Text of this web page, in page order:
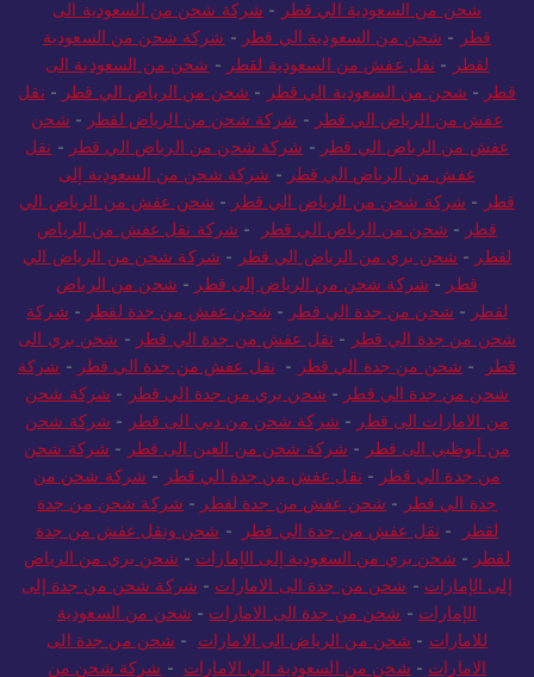
شحن من السعودية الي قطر - شركة شحن من السعودية الى
قطر - شحن من السعودية الي قطر - شركة شحن من السعودية
لقطر - نقل عفش من السعودية لقطر - شحن من السعودية الى
قطر - شحن من السعودية الي قطر - شحن من الرياض الي قطر - نقل
عفش من الرياض الي قطر - شركة شحن من الرياض لقطر - شحن
عفش من الرياض الي قطر - شركة شحن من الرياض الي قطر - نقل
عفش من الرياض الي قطر - شركة شحن من السعودية إلى
قطر - شركة شحن من الرياض الي قطر - شحن عفش من الرياض الي
قطر - شحن من الرياض الي قطر - شركة نقل عفش من الرياض
لقطر - شحن بري من الرياض الي قطر - شركة شحن من الرياض الي
قطر - شركة شحن من الرياض إلى قطر - شحن من الرياض
لقطر - شحن من جدة الي قطر - شحن عفش من جدة لقطر - شركة
شحن من جدة الي قطر - نقل عفش من جدة الي قطر - شحن بري الى
قطر
- شحن من جدة الي قطر - نقل عفش من جدة الي قطر - شركة
شحن من جدة الي قطر - شحن بري من جدة الي قطر - شركة شحن
من الامارات الى قطر - شركة شحن من دبي الى قطر - شركة شحن
من أبوظبي الى قطر - شركة شحن من العين الى قطر - شركة شحن
من جدة الي قطر - نقل عفش من جدة الي قطر - شركة شحن من
جدة الي قطر - شحن عفش من جدة لقطر - شركة شحن من جدة
لقطر
- نقل عفش من جدة الي قطر - شحن ونقل عفش من جدة
لقطر - شحن بري من السعودية إلى الإمارات - شحن بري من الرياض
إلى الإمارات - شحن من جدة الى الامارات - شركة شحن من جدة إلى
الإمارات - شحن من جدة الى الامارات - شحن من السعودية
للامارات - شحن من الرياض الى الامارات - شحن من جدة الى
الامارات - شحن من السعودية الي الامارات - شركة شحن من